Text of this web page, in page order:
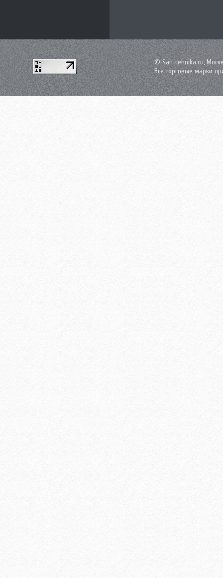
© San-tehnika.ru,
Все торговые марки